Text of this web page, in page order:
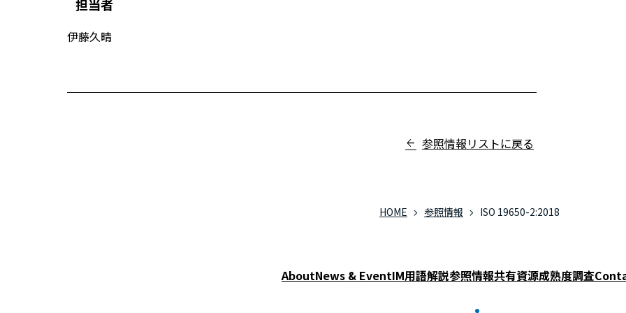
担当者
伊藤久晴
参照情報リストに戻る
HOME 参照情報 ISO 19650-2:2018
AboutNews & EventIM用語解説参照情報共有資源成熟度調査